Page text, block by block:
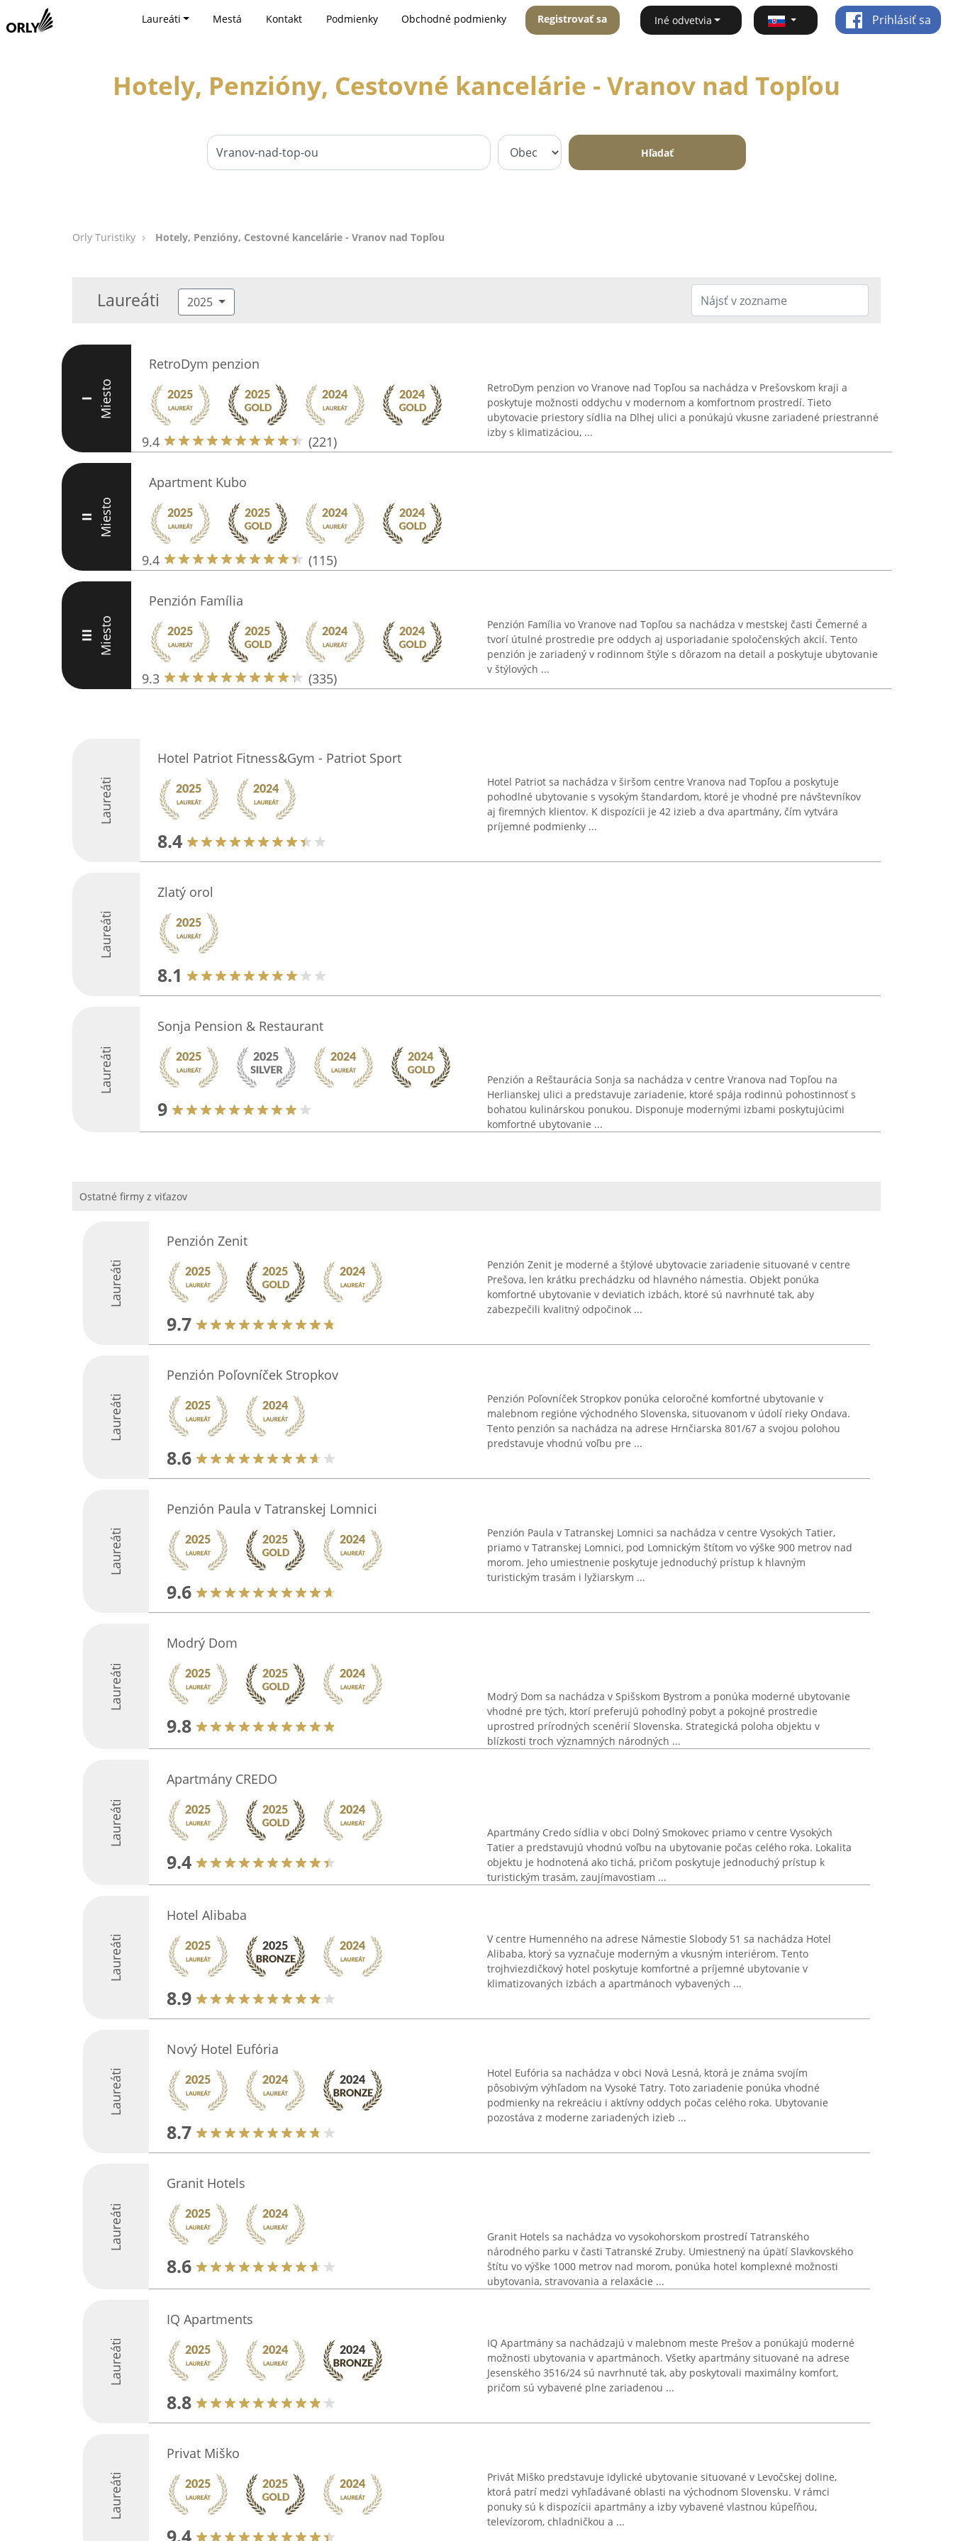
Laureáti Mestá Kontakt Podmienky Obchodné podmienky Registrovať sa Iné odvetvia Prihlásiť sa
Hotely, Penzióny, Cestovné kancelárie - Vranov nad Topľou
Hľadať
Orly Turistiky Hotely, Penzióny, Cestovné kancelárie - Vranov nad Topľou
Laureáti 2025
I Miesto
RetroDym penzion
9.4 (221)
RetroDym penzion vo Vranove nad Topľou sa nachádza v Prešovskom kraji a
poskytuje možnosti oddychu v modernom a komfortnom prostredí. Tieto
ubytovacie priestory sídlia na Dlhej ulici a ponúkajú vkusne zariadené priestranné
izby s klimatizáciou, ...
II Miesto
Apartment Kubo
9.4 (115)
III Miesto
Penzión Família
9.3 (335)
Penzión Família vo Vranove nad Topľou sa nachádza v mestskej časti Čemerné a
tvorí útulné prostredie pre oddych aj usporiadanie spoločenských akcií. Tento
penzión je zariadený v rodinnom štýle s dôrazom na detail a poskytuje ubytovanie
v štýlových ...
Laureáti
Hotel Patriot Fitness&Gym - Patriot Sport
8.4
Hotel Patriot sa nachádza v širšom centre Vranova nad Topľou a poskytuje
pohodlné ubytovanie s vysokým štandardom, ktoré je vhodné pre návštevníkov
aj firemných klientov. K dispozícii je 42 izieb a dva apartmány, čím vytvára
príjemné podmienky ...
Laureáti
Zlatý orol
8.1
Laureáti
Sonja Pension & Restaurant
9
Penzión a Reštaurácia Sonja sa nachádza v centre Vranova nad Topľou na
Herlianskej ulici a predstavuje zariadenie, ktoré spája rodinnú pohostinnosť s
bohatou kulinárskou ponukou. Disponuje modernými izbami poskytujúcimi
komfortné ubytovanie ...
Ostatné firmy z viťazov
Laureáti
Penzión Zenit
9.7
Penzión Zenit je moderné a štýlové ubytovacie zariadenie situované v centre
Prešova, len krátku prechádzku od hlavného námestia. Objekt ponúka
komfortné ubytovanie v deviatich izbách, ktoré sú navrhnuté tak, aby
zabezpečili kvalitný odpočinok ...
Laureáti
Penzión Poľovníček Stropkov
8.6
Penzión Poľovníček Stropkov ponúka celoročné komfortné ubytovanie v
malebnom regióne východného Slovenska, situovanom v údolí rieky Ondava.
Tento penzión sa nachádza na adrese Hrnčiarska 801/67 a svojou polohou
predstavuje vhodnú voľbu pre ...
Laureáti
Penzión Paula v Tatranskej Lomnici
9.6
Penzión Paula v Tatranskej Lomnici sa nachádza v centre Vysokých Tatier,
priamo v Tatranskej Lomnici, pod Lomnickým štítom vo výške 900 metrov nad
morom. Jeho umiestnenie poskytuje jednoduchý prístup k hlavným
turistickým trasám i lyžiarskym ...
Laureáti
Modrý Dom
9.8
Modrý Dom sa nachádza v Spišskom Bystrom a ponúka moderné ubytovanie
vhodné pre tých, ktorí preferujú pohodlný pobyt a pokojné prostredie
uprostred prírodných scenérií Slovenska. Strategická poloha objektu v
blízkosti troch významných národných ...
Laureáti
Apartmány CREDO
9.4
Apartmány Credo sídlia v obci Dolný Smokovec priamo v centre Vysokých
Tatier a predstavujú vhodnú voľbu na ubytovanie počas celého roka. Lokalita
objektu je hodnotená ako tichá, pričom poskytuje jednoduchý prístup k
turistickým trasám, zaujímavostiam ...
Laureáti
Hotel Alibaba
8.9
V centre Humenného na adrese Námestie Slobody 51 sa nachádza Hotel
Alibaba, ktorý sa vyznačuje moderným a vkusným interiérom. Tento
trojhviezdičkový hotel poskytuje komfortné a príjemné ubytovanie v
klimatizovaných izbách a apartmánoch vybavených ...
Laureáti
Nový Hotel Eufória
8.7
Hotel Eufória sa nachádza v obci Nová Lesná, ktorá je známa svojím
pôsobivým výhľadom na Vysoké Tatry. Toto zariadenie ponúka vhodné
podmienky na rekreáciu i aktívny oddych počas celého roka. Ubytovanie
pozostáva z moderne zariadených izieb ...
Laureáti
Granit Hotels
8.6
Granit Hotels sa nachádza vo vysokohorskom prostredí Tatranského
národného parku v časti Tatranské Zruby. Umiestnený na úpätí Slavkovského
štítu vo výške 1000 metrov nad morom, ponúka hotel komplexné možnosti
ubytovania, stravovania a relaxácie ...
Laureáti
IQ Apartments
8.8
IQ Apartmány sa nachádzajú v malebnom meste Prešov a ponúkajú moderné
možnosti ubytovania v apartmánoch. Všetky apartmány situované na adrese
Jesenského 3516/24 sú navrhnuté tak, aby poskytovali maximálny komfort,
pričom sú vybavené plne zariadenou ...
Laureáti
Privat Miško
9.4
Privát Miško predstavuje idylické ubytovanie situované v Levočskej doline,
ktorá patrí medzi vyhľadávané oblasti na východnom Slovensku. V rámci
ponuky sú k dispozícii apartmány a izby vybavené vlastnou kúpeľňou,
televízorom, chladničkou a ...